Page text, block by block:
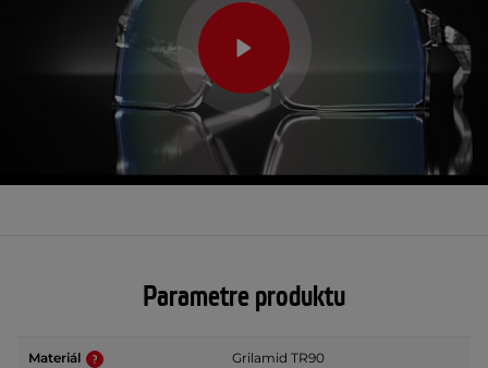
Parametre produktu
Materiál Grilamid TR90